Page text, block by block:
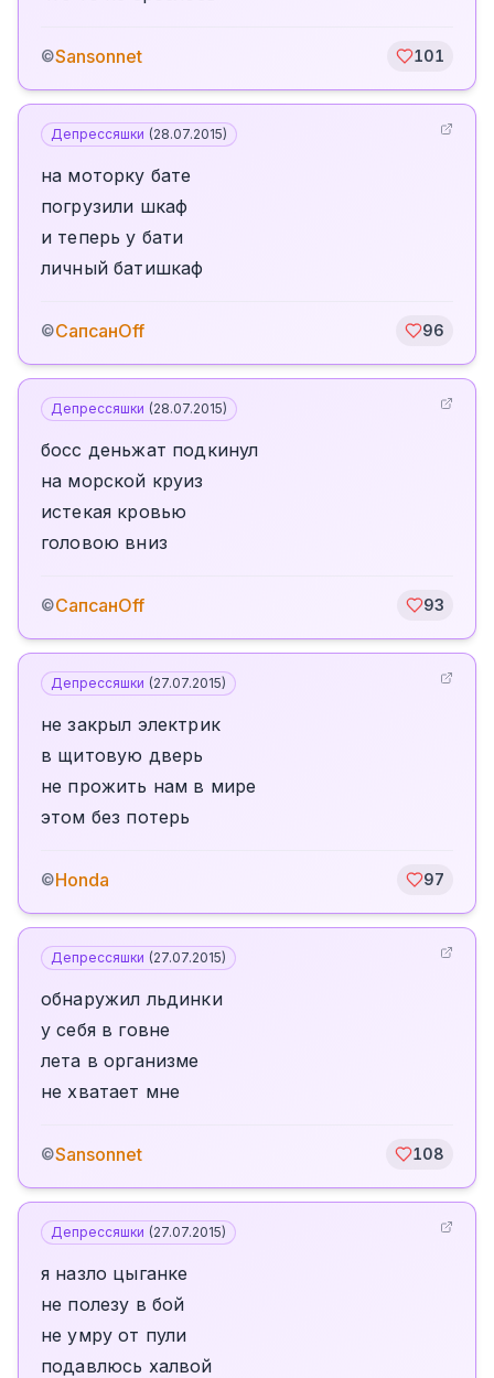
©Sansonnet 101
Депрессяшки (28.07.2015)
на моторку бате
погрузили шкаф
и теперь у бати
личный батишкаф
©СапсанOff 96
Депрессяшки (28.07.2015)
босс деньжат подкинул
на морской круиз
истекая кровью
головою вниз
©СапсанOff 93
Депрессяшки (27.07.2015)
не закрыл электрик
в щитовую дверь
не прожить нам в мире
этом без потерь
©Honda 97
Депрессяшки (27.07.2015)
обнаружил льдинки
у себя в говне
лета в организме
не хватает мне
©Sansonnet 108
Депрессяшки (27.07.2015)
я назло цыганке
не полезу в бой
не умру от пули
подавлюсь халвой